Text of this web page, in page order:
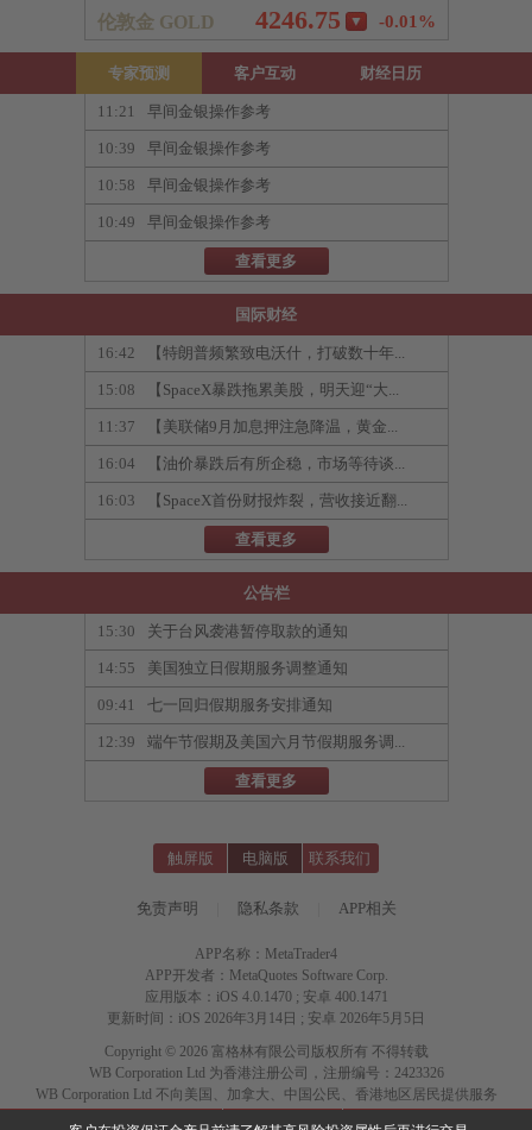
专家预测 客户互动 财经日历
11:21 早间金银操作参考
10:39 早间金银操作参考
10:58 早间金银操作参考
10:49 早间金银操作参考
查看更多
国际财经
16:42 【特朗普频繁致电沃什，打破数十年...
15:08 【SpaceX暴跌拖累美股，明天迎“大...
11:37 【美联储9月加息押注急降温，黄金...
16:04 【油价暴跌后有所企稳，市场等待谈...
16:03 【SpaceX首份财报炸裂，营收接近翻...
查看更多
公告栏
15:30 关于台风袭港暂停取款的通知
14:55 美国独立日假期服务调整通知
09:41 七一回归假期服务安排通知
12:39 端午节假期及美国六月节假期服务调...
查看更多
触屏版 电脑版 联系我们
免责声明 隐私条款 APP相关
APP名称：MetaTrader4
APP开发者：MetaQuotes Software Corp.
应用版本：iOS 4.0.1470 ; 安卓 400.1471
更新时间：iOS 2026年3月14日 ; 安卓 2026年5月5日
Copyright © 2026 富格林有限公司版权所有 不得转载
WB Corporation Ltd 为香港注册公司，注册编号：2423326
WB Corporation Ltd 不向美国、加拿大、中国公民、香港地区居民提供服务